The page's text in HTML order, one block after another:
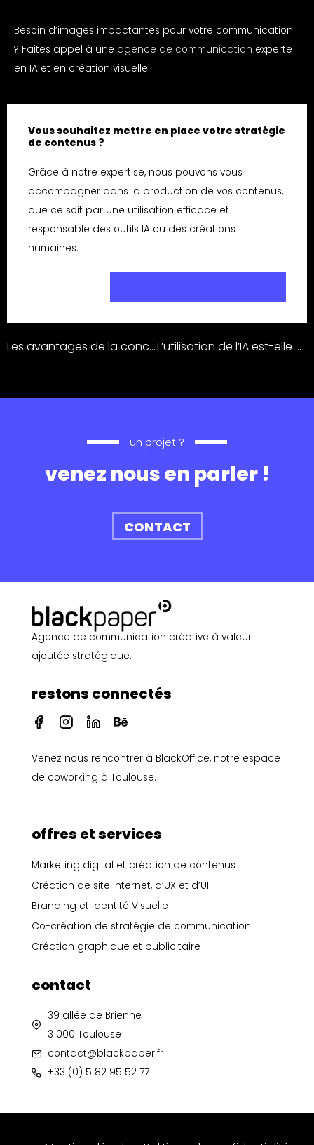
Besoin d’images impactantes pour votre communication
? Faites appel à une agence de communication experte
en IA et en création visuelle.
Vous souhaitez mettre en place votre stratégie
de contenus ?
Grâce à notre expertise, nous pouvons vous
accompagner dans la production de vos contenus,
que ce soit par une utilisation efficace et
responsable des outils IA ou des créations
humaines.
Les avantages de la conception collaborative. L’utilisation de l’IA est-elle un vecteur d’uniformisation ?
un projet ?
venez nous en parler !
CONTACT
Agence de communication créative à valeur
ajoutée stratégique.
restons connectés
I
c
n
-
e
o
k
I
c
n
-
t
g
a
m
I
n
-
k
d
i
n
I
n
-
a
c
Venez nous rencontrer à BlackOffice, notre espace
de coworking à Toulouse.
offres et services
Marketing digital et création de contenus
Création de site internet, d’UX et d’UI
Branding et Identité Visuelle
Co-création de stratégie de communication
Création graphique et publicitaire
contact
39 allée de Brienne
31000 Toulouse
contact@blackpaper.fr
+33 (0) 5 82 95 52 77